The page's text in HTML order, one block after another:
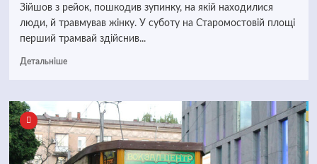
Зійшов з рейок, пошкодив зупинку, на якій находилися
люди, й травмував жінку. У суботу на Старомостовій площі
перший трамвай здійснив...
Детальніше